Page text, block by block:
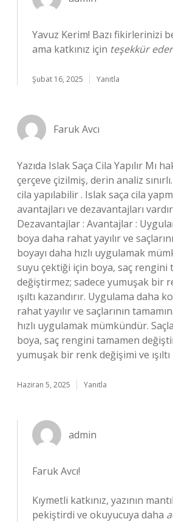
Yavuz Kerim! Bazı fikirlerinizi
ama katkınız için teşekkür
Şubat 16, 2025 Yanıtla
Faruk Avcı
Yazıda Islak Saça Cila Yapılır Mı
çerçeve çizilmiş, derin analiz
cila yapılabilir . Islak saça cila
avantajları ve dezavantajları
Dezavantajlar : Avantajlar :
boya daha rahat yayılır ve
boyayı daha hızlı uygulamak
suyu çektiği için boya, saç rengini
değiştirmez; sadece yumuşak bir
ışıltı kazandırır. Uygulama daha
rahat yayılır ve saçlarının
hızlı uygulamak mümkündür.
boya, saç rengini tamamen
yumuşak bir renk değişimi ve ışıltı
Haziran 5, 2025 Yanıtla
admin
Faruk Avcı!
Kıymetli katkınız, yazının
pekiştirdi ve okuyucuya daha